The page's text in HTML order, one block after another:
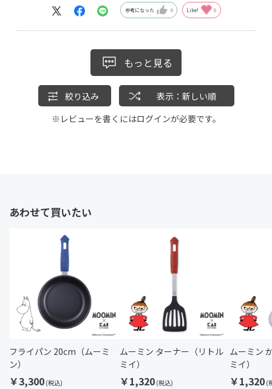
あわせて買いたい
フライパン 20cm（ムーミ
ン）
￥3,300
ムーミン ターナー（リトル
ミイ）
￥1,320
ムーミン
ミイ）
￥1,320
参考になった 0 Like! 0
もっと見る
絞り込み
表示：新しい順
※レビューを書くにはログインが必要です。